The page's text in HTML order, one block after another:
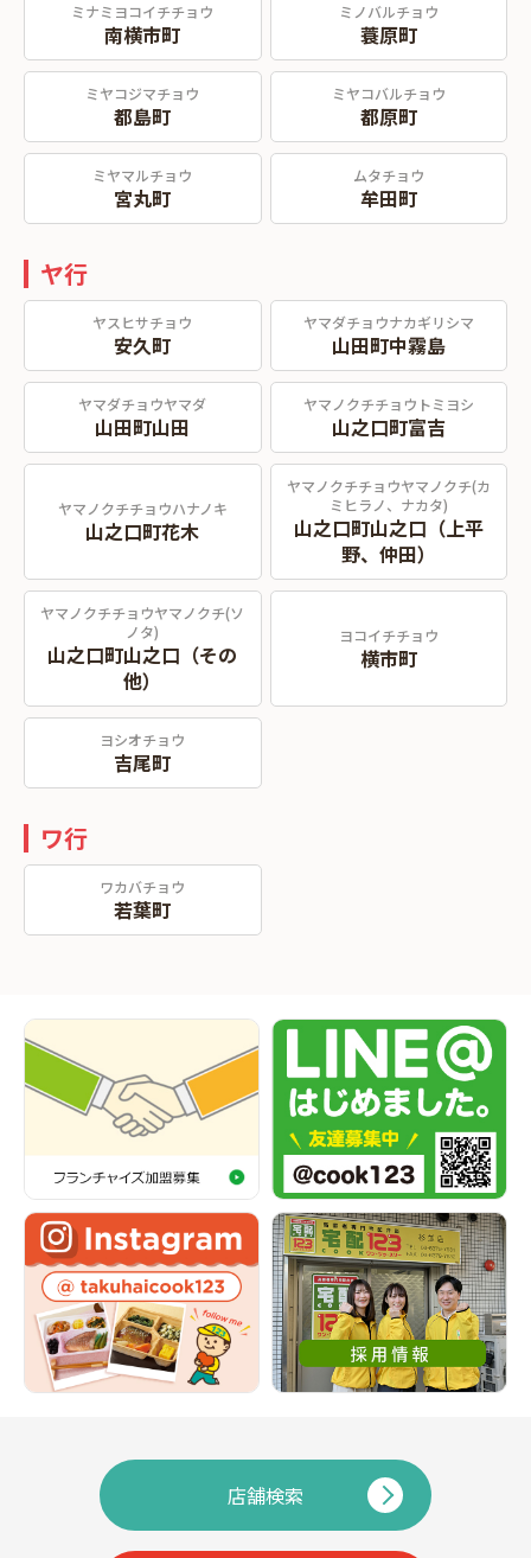
ミナミヨコイチチョウ
南横市町
ミノバルチョウ
蓑原町
ミヤコジマチョウ
都島町
ミヤコバルチョウ
都原町
ミヤマルチョウ
宮丸町
ムタチョウ
牟田町
ヤ行
ヤスヒサチョウ
安久町
ヤマダチョウナカギリシマ
山田町中霧島
ヤマダチョウヤマダ
山田町山田
ヤマノクチチョウトミヨシ
山之口町富吉
ヤマノクチチョウハナノキ
山之口町花木
ヤマノクチチョウヤマノクチ(カ
ミヒラノ、ナカタ)
山之口町山之口（上平
野、仲田）
ヤマノクチチョウヤマノクチ(ソ
ノタ)
山之口町山之口（その
他）
ヨコイチチョウ
横市町
ヨシオチョウ
吉尾町
ワ行
ワカバチョウ
若葉町
店舗検索